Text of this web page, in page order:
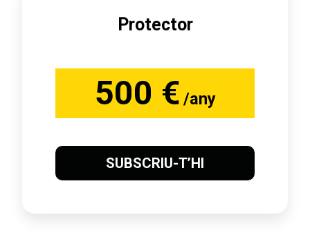
Protector
500 € /any
SUBSCRIU-T’HI